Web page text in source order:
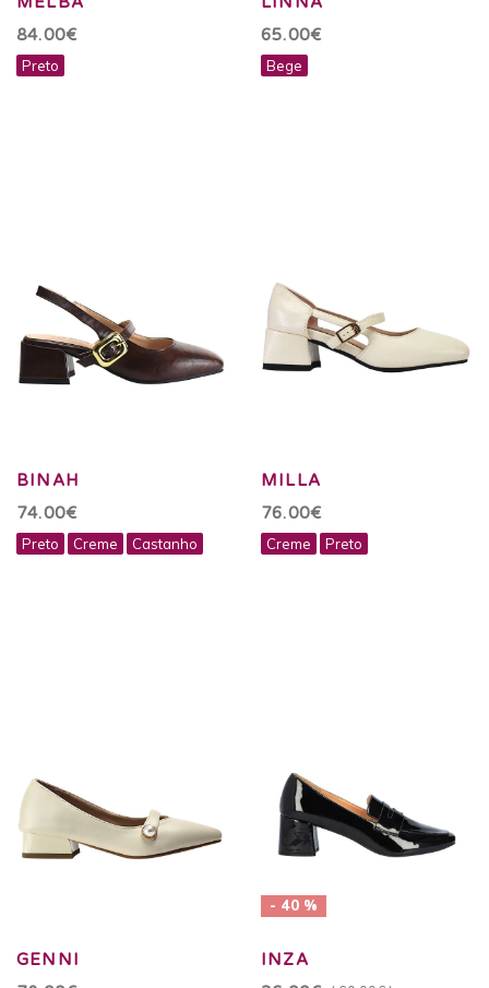
84.00€
Preto
65.00€
Bege
BINAH
74.00€
Preto Creme Castanho
MILLA
76.00€
Creme Preto
GENNI
- 40 %
INZA